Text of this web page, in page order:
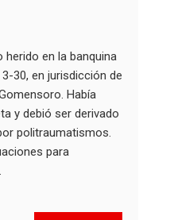
en la banquina
30, en jurisdicción de
Había
y debió ser derivado
politraumatismos.
para